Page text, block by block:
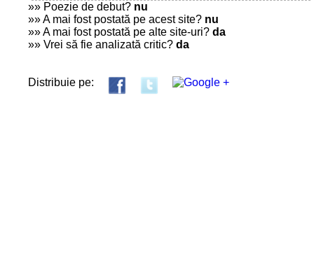
»» Poezie de debut? nu
»» A mai fost postată pe acest site? nu
»» A mai fost postată pe alte site-uri? da
»» Vrei să fie analizată critic? da
Distribuie pe: